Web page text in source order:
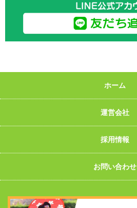
ホーム
運営会社
採用情報
お問い合わせ